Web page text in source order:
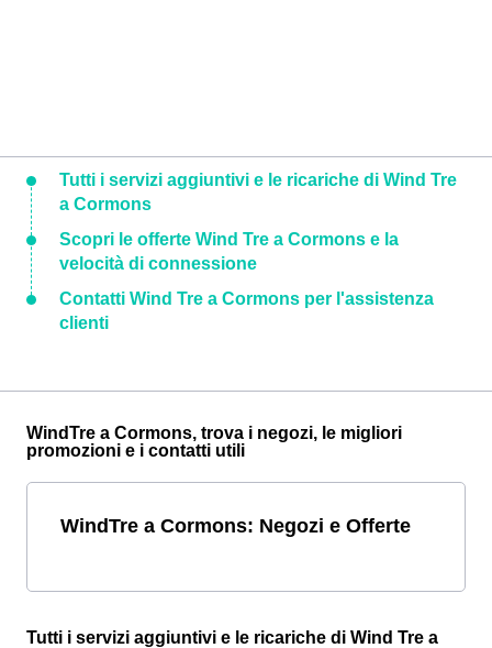
Tutti i servizi aggiuntivi e le ricariche di Wind Tre
a Cormons
Scopri le offerte Wind Tre a Cormons e la
velocità di connessione
Contatti Wind Tre a Cormons per l'assistenza
clienti
WindTre a Cormons, trova i negozi, le migliori
promozioni e i contatti utili
WindTre a Cormons: Negozi e Offerte
Tutti i servizi aggiuntivi e le ricariche di Wind Tre a